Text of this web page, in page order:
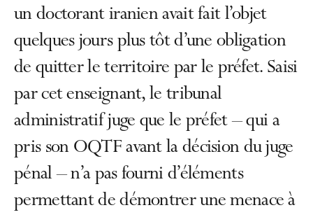
un doctorant iranien avait fait l’objet
quelques jours plus tôt d’une obligation
de quitter le territoire par le préfet. Saisi
par cet enseignant, le tribunal
administratif juge que le préfet – qui a
pris son OQTF avant la décision du juge
pénal – n’a pas fourni d’éléments
permettant de démontrer une menace à